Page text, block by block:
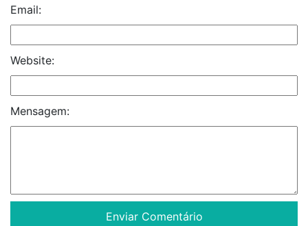
Email:
Website:
Mensagem: